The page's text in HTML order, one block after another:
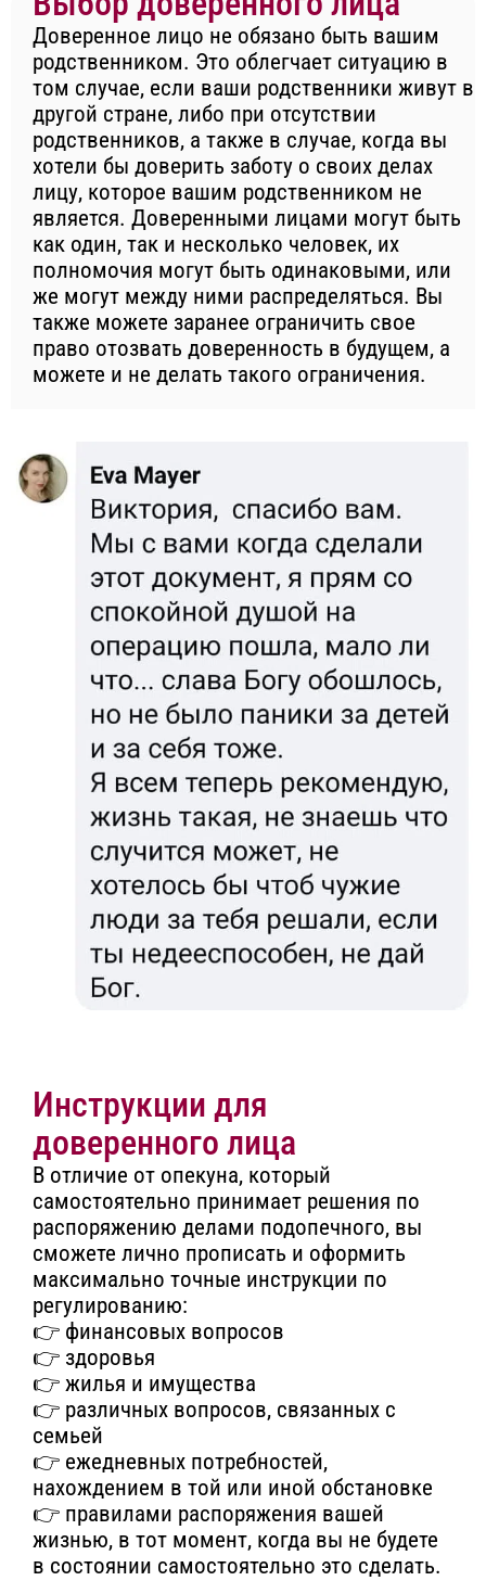
Доверенное лицо не обязано быть вашим
родственником. Это облегчает ситуацию в
том случае, если ваши родственники живут в
другой стране, либо при отсутствии
родственников, а также в случае, когда вы
хотели бы доверить заботу о своих делах
лицу, которое вашим родственником не
является. Доверенными лицами могут быть
как один, так и несколько человек, их
полномочия могут быть одинаковыми, или
же могут между ними распределяться. Вы
также можете заранее ограничить свое
право отозвать доверенность в будущем, а
можете и не делать такого ограничения.
Инструкции для
доверенного лица
В отличие от опекуна, который
самостоятельно принимает решения по
распоряжению делами подопечного, вы
сможете лично прописать и оформить
максимально точные инструкции по
регулированию:
👉 финансовых вопросов
👉 здоровья
👉 жилья и имущества
👉 различных вопросов, связанных с
семьей
👉 ежедневных потребностей,
нахождением в той или иной обстановке
👉 правилами распоряжения вашей
жизнью, в тот момент, когда вы не будете
в состоянии самостоятельно это сделать.